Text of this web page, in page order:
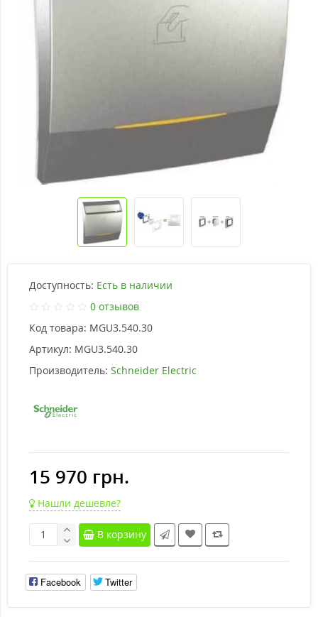
Доступность: Есть в наличии
0 отзывов
Код товара: MGU3.540.30
Артикул: MGU3.540.30
Производитель: Schneider Electric
15 970 грн.
Нашли дешевле?
В корзину
Facebook Twitter